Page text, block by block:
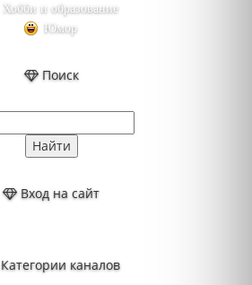
Хобби и образование
Юмор
Поиск
Вход на сайт
Категории каналов